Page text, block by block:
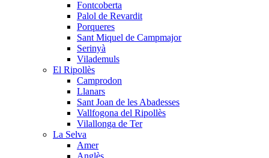
Fontcoberta
Palol de Revardit
Porqueres
Sant Miquel de Campmajor
Serinyà
Vilademuls
El Ripollès
Camprodon
Llanars
Sant Joan de les Abadesses
Vallfogona del Ripollès
Vilallonga de Ter
La Selva
Amer
Anglès